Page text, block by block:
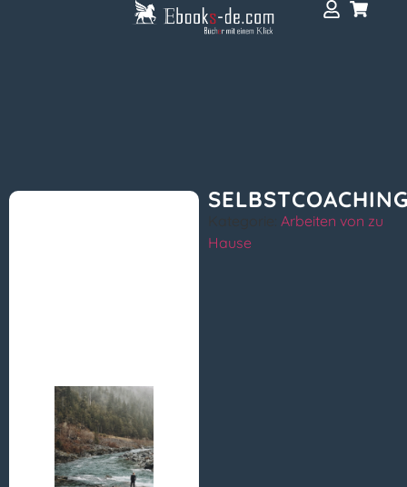
Kategorie:Arbeiten von zu
Hause